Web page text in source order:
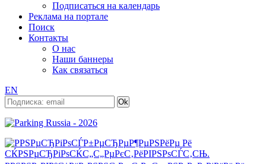
Подписаться на календарь
Реклама на портале
Поиск
Контакты
О нас
Наши баннеры
Как связаться
EN